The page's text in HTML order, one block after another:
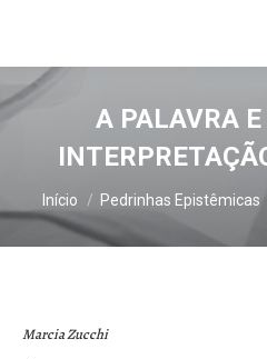
A PALAVRA
Você está aqui:
Início Pedrinhas Epistêmicas
Marcia Zucchi